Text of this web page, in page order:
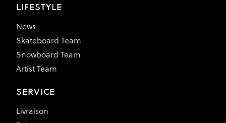
LIFESTYLE
News
Skateboard Team
Snowboard Team
Artist Team
SERVICE
Livraison